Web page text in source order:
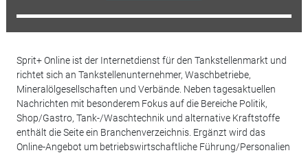
Sprit+ Online ist der Internetdienst für den Tankstellenmarkt und
richtet sich an Tankstellenunternehmer, Waschbetriebe,
Mineralölgesellschaften und Verbände. Neben tagesaktuellen
Nachrichten mit besonderem Fokus auf die Bereiche Politik,
Shop/Gastro, Tank-/Waschtechnik und alternative Kraftstoffe
enthält die Seite ein Branchenverzeichnis. Ergänzt wird das
Online-Angebot um betriebswirtschaftliche Führung/Personalien